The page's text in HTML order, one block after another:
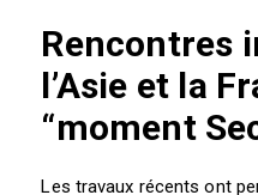
Rencontres
l’Asie et la
“moment
Les travaux récents ont